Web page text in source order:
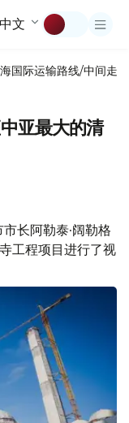
中文
国际运输路线/中间走廊
亚最大的清
长阿勒泰·阔勒格
工程项目进行了视